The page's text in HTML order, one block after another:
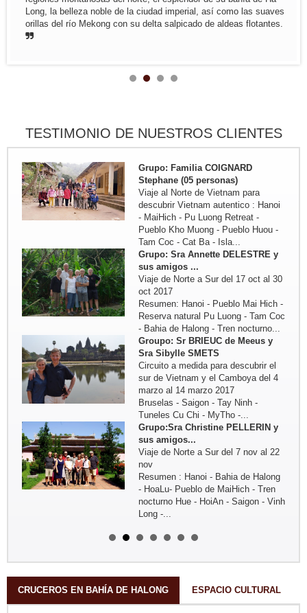
Long, la belleza noble de la ciudad imperial, así como las suaves
orillas del río Mekong con su delta salpicado de aldeas flotantes.
TESTIMONIO DE NUESTROS CLIENTES
personas de...
Trayecto en resumen: Saigon -
MyTho - VinhLong ( en casa de
Grupo: Familia de JADOUL (05
Kho Muong - Tam Coc - Vinh -
Grupo: Familia COIGNARD
Stephane (05 personas)
Viaje al Norte de Vietnam para
descubrir Vietnam autentico : Hanoi
- MaiHich - Pu Luong Retreat -
Pueblo Kho Muong - Pueblo Huou -
Tam Coc - Cat Ba - Isla...
Grupo: Sra Annette DELESTRE y
sus amigos ...
Viaje de Norte a Sur del 17 oct al 30
oct 2017
Resumen: Hanoi - Pueblo Mai Hich -
Reserva natural Pu Luong - Tam Coc
- Bahia de Halong - Tren nocturno...
Groupo: Sr BRIEUC de Meeus y
Sra Sibylle SMETS
Circuito a medida para descubrir el
sur de Vietnam y el Camboya del 4
marzo al 14 marzo 2017
Bruselas - Saigon - Tay Ninh -
Tuneles Cu Chi - MyTho -...
Grupo:Sra Christine PELLERIN y
sus amigos...
Viaje de Norte a Sur del 7 nov al 22
nov
Resumen : Hanoi - Bahia de Halong
- HoaLu- Pueblo de MaiHich - Tren
nocturno Hue - HoiAn - Saigon - Vinh
Long -...
amigos ...
de lo commul en el norte de Vietnam
Trayecto en resumen: Hanoi - Lago
ThacBa - Thong Nguyen - Pueblo
CRUCEROS EN BAHÍA DE HALONG ESPACIO CULTURAL